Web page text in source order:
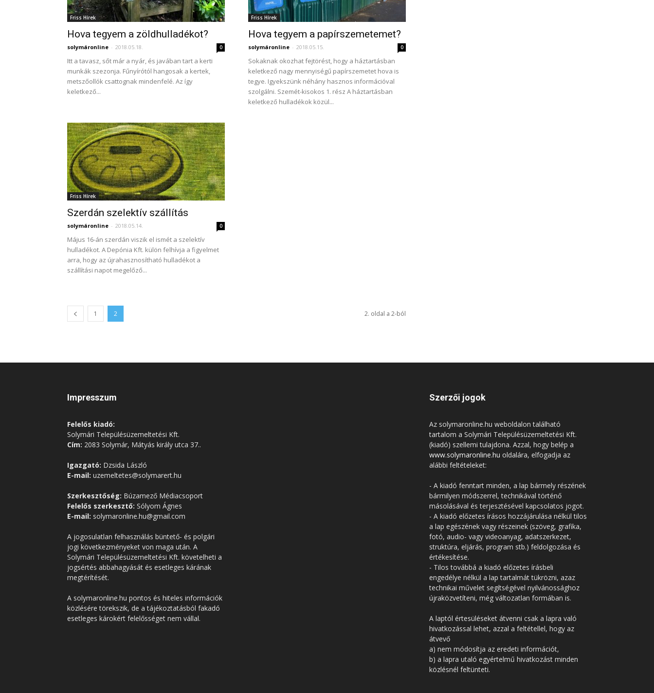
Friss Hírek
Hova tegyem a zöldhulladékot?
solymáronline - 2018.05.18. 0
Itt a tavasz, sőt már a nyár, és javában tart a kerti
munkák szezonja. Fűnyírótól hangosak a kertek,
metszőollók csattognak mindenfelé. Az így
keletkező...
Friss Hírek
Hova tegyem a papírszemetemet?
solymáronline - 2018.05.15. 0
Sokaknak okozhat fejtörést, hogy a háztartásban
keletkező nagy mennyiségű papírszemetet hova is
tegye. Igyekszünk néhány hasznos információval
szolgálni. Szemét-kisokos 1. rész A háztartásban
keletkező hulladékok közül...
Friss Hírek
Szerdán szelektív szállítás
solymáronline - 2018.05.14. 0
Május 16-án szerdán viszik el ismét a szelektív
hulladékot. A Depónia Kft. külön felhívja a figyelmet
arra, hogy az újrahasznosítható hulladékot a
szállítási napot megelőző...
1 2 2. oldal a 2-ból
Impresszum
Felelős kiadó:
Solymári Településüzemeltetési Kft.
Cím: 2083 Solymár, Mátyás király utca 37..
Igazgató: Dzsida László
E-mail: uzemeltetes@solymarert.hu
Szerkesztőség: Búzamező Médiacsoport
Felelős szerkesztő: Sólyom Ágnes
E-mail: solymaronline.hu@gmail.com
A jogosulatlan felhasználás büntető- és polgári
jogi következményeket von maga után. A
Solymári Településüzemeltetési Kft. követelheti a
jogsértés abbahagyását és esetleges kárának
megtérítését.
A solymaronline.hu pontos és hiteles információk
közlésére törekszik, de a tájékoztatásból fakadó
esetleges károkért felelősséget nem vállal.
Szerzői jogok
Az solymaronline.hu weboldalon található
tartalom a Solymári Településüzemeltetési Kft.
(kiadó) szellemi tulajdona. Azzal, hogy belép a
www.solymaronline.hu oldalára, elfogadja az
alábbi feltételeket:
- A kiadó fenntart minden, a lap bármely részének
bármilyen módszerrel, technikával történő
másolásával és terjesztésével kapcsolatos jogot.
- A kiadó előzetes írásos hozzájárulása nélkül tilos
a lap egészének vagy részeinek (szöveg, grafika,
fotó, audio- vagy videoanyag, adatszerkezet,
struktúra, eljárás, program stb.) feldolgozása és
értékesítése.
- Tilos továbbá a kiadó előzetes írásbeli
engedélye nélkül a lap tartalmát tükrözni, azaz
technikai művelet segítségével nyilvánossághoz
újraközvetíteni, még változatlan formában is.
A laptól értesüléseket átvenni csak a lapra való
hivatkozással lehet, azzal a feltétellel, hogy az
átvevő
a) nem módosítja az eredeti információt,
b) a lapra utaló egyértelmű hivatkozást minden
közlésnél feltünteti.